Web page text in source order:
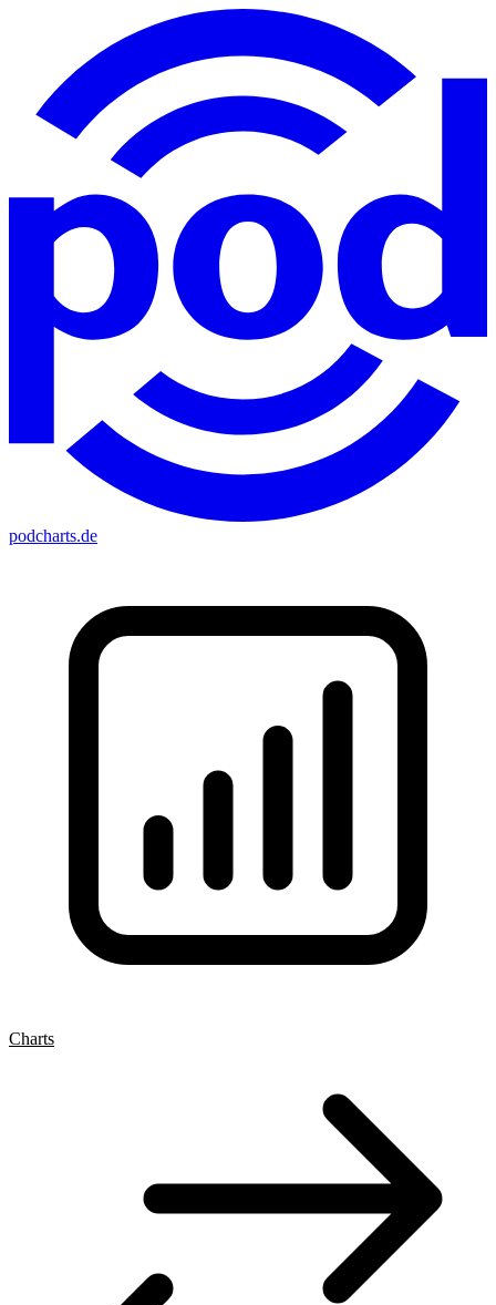
podcharts.de
Charts